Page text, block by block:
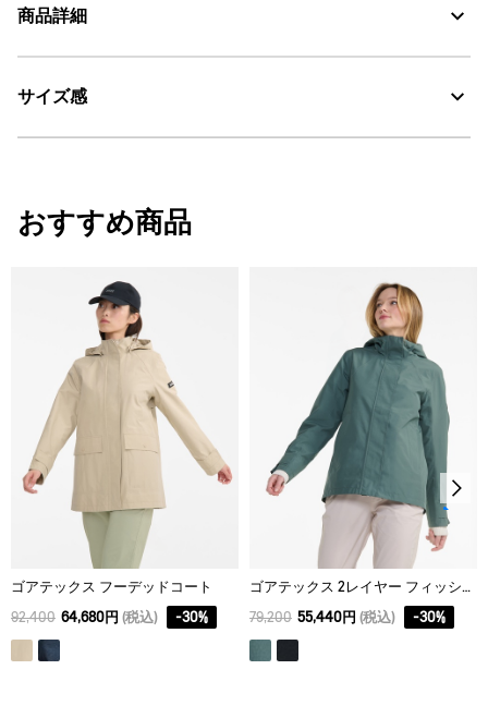
撥水性に優れ紫外線をカットするナイロンとポリウレタンの混紡
商品詳細
・色：オジエ (004)
サイズ感
34
40 62.5
おすすめ商品
ゴアテックス フーデッドコート
92,400 64,680円 (税込) -30%
ゴアテックス 2レイヤー フィッシュテールフーデッドジャケット
79,200 55,440円 (税込) -30%